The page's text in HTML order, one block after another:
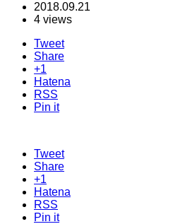
2018.09.21
4 views
Tweet
Share
+1
Hatena
RSS
Pin it
Tweet
Share
+1
Hatena
RSS
Pin it